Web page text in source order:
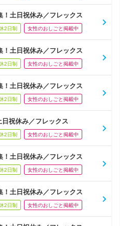
！土日祝休み／フレックス
2日制 女性のおしごと掲載中
！土日祝休み／フレックス
2日制 女性のおしごと掲載中
！土日祝休み／フレックス
2日制 女性のおしごと掲載中
祝休み／フレックス
2日制 女性のおしごと掲載中
！土日祝休み／フレックス
2日制 女性のおしごと掲載中
！土日祝休み／フレックス
2日制 女性のおしごと掲載中